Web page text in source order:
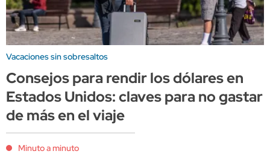
Vacaciones sin sobresaltos
Consejos para rendir los dólares en
Estados Unidos: claves para no gastar
de más en el viaje
Minuto a minuto